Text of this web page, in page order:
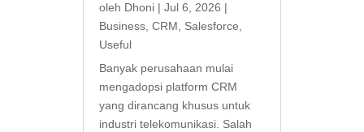
oleh Dhoni |Jul 6, 2026 |
Business ,CRM Salesforce
Useful
Banyak perusahaan mulai
mengadopsi platform CRM
yang dirancang khusus untuk
industri telekomunikasi. Salah